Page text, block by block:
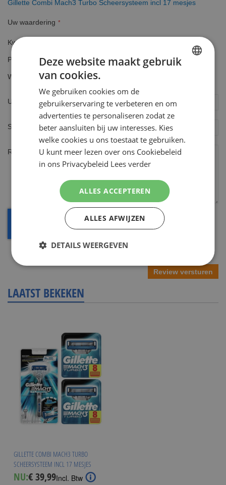
Gillette Combi Mach3 Turbo Scheersysteem incl 17 mesjes
Uw waardering
Kwaliteit
star
stars
stars
stars
stars
Prijs
star
stars
stars
stars
stars
Waarde
star
stars
stars
stars
stars
Uw naam
Samenvatting
Review
Review versturen
LAATST BEKEKEN
GILLETTE COMBI MACH3 TURBO
SCHEERSYSTEEM INCL 17 MESJES
NU:Special
Price
€ 39,99Incl. Btw
Deze website maakt gebruik
van cookies.
We gebruiken cookies om de
gebruikerservaring te verbeteren en om
advertenties te personaliseren zodat ze
beter aansluiten bij uw interesses. Kies
welke cookies u ons toestaat te gebruiken.
U kunt meer lezen over ons Cookiebeleid
in ons Privacybeleid Lees verder
ALLES ACCEPTEREN
ALLES AFWIJZEN
DETAILS WEERGEVEN